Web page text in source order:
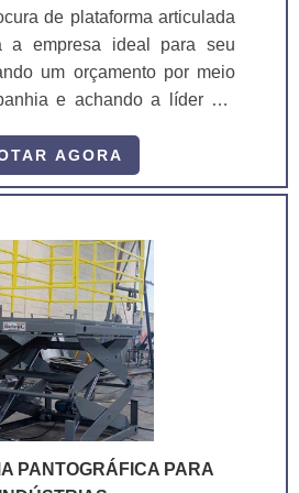
em itens como
móveis de trabalho e
móveis de trabalho
e excelente custo-
os clientes, a organização
melhor destaque é
do investimento em
modernos e profissionais
Equipamentos tem feito a
pela seriedade e
garantem o sucesso aos
a ponta.
de plataforma articulada
a empresa ideal para seu
um orçamento por meio
e achando a líder em
16M Quem
por plataforma articulada
se depara com a ASL
Disponibilizando para os
elevatórias móveis de
elevatórias móveis de
o que há de melhor no
Ainda tratando-se
16m, na essência da
deve prezar pelos produtos
qualidade e eficiência,
mas de grande valia para
AGORA
PANTOGRÁFICA PARA